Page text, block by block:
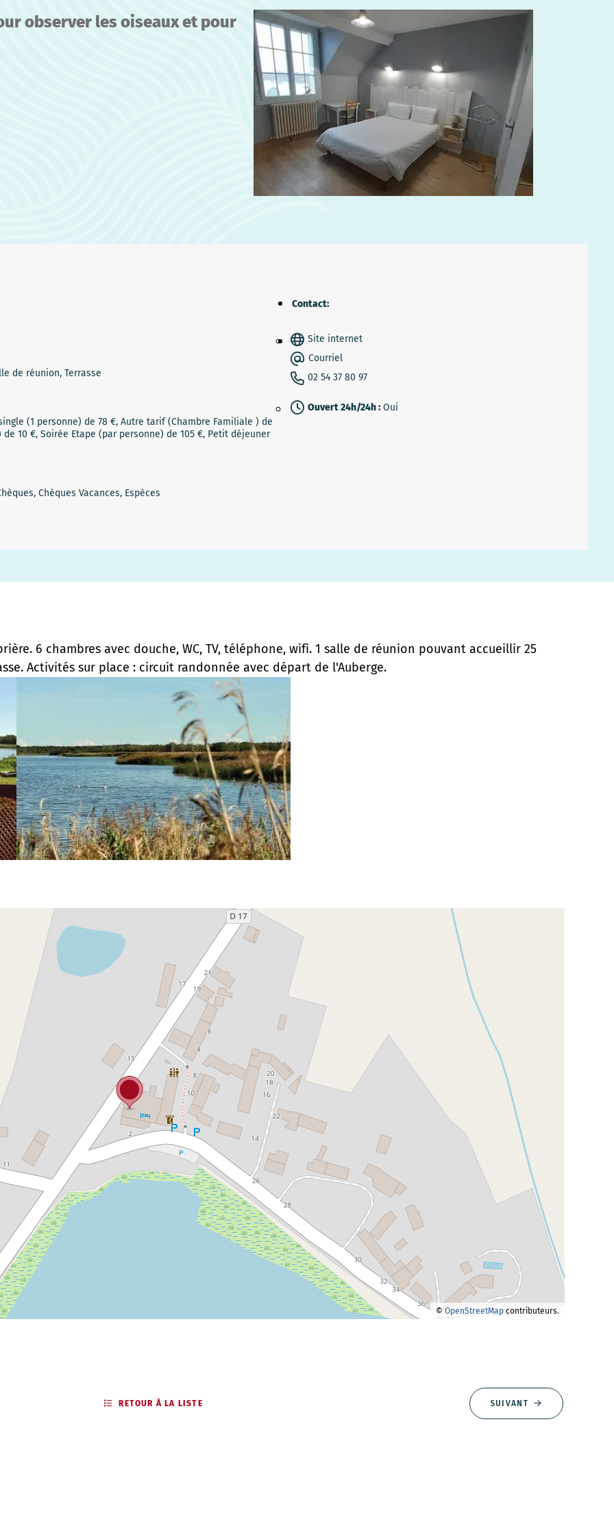
observer les oiseaux et pour
de réunion, Terrasse
(1 personne) de 78 €, Autre tarif (Chambre Familiale ) de
10 €, Soirée Etape (par personne) de 105 €, Petit déjeuner
Chèques Vacances, Espèces
Contact:
Site internet
Courriel
02 54 37 80 97
Ouvert 24h/24h :Oui
6 chambres avec douche, WC, TV, téléphone, wifi. 1 salle de réunion pouvant accueillir 25
Activités sur place : circuit randonnée avec départ de l'Auberge.
© OpenStreetMap contributeurs.
RETOUR À LA LISTE SUIVANT